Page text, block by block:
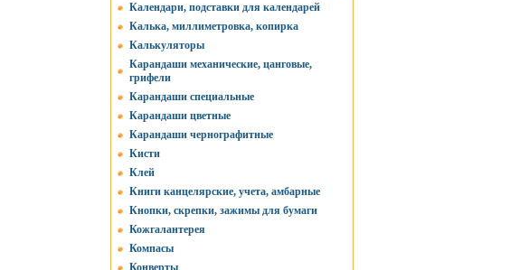
Календари, подставки для календарей
Калька, миллиметровка, копирка
Калькуляторы
Карандаши механические, цанговые,
грифели
Карандаши специальные
Карандаши цветные
Карандаши чернографитные
Кисти
Клей
Книги канцелярские, учета, амбарные
Кнопки, скрепки, зажимы для бумаги
Кожгалантерея
Компасы
Конверты